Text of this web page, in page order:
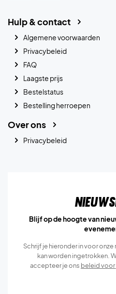
Hulp & contact
Algemene voorwaarden
Privacybeleid
FAQ
Laagste prijs
Bestelstatus
Bestelling herroepen
Over ons
Privacybeleid
Blijf op de hoogte van
Schrijf je hieronder in voor
kan worden ingetrokken.
accepteer je ons beleid voor